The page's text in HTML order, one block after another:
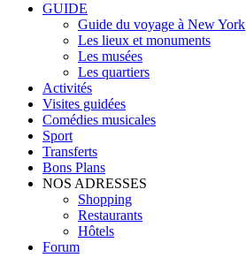
GUIDE
Guide du voyage à New York
Les lieux et monuments
Les musées
Les quartiers
Activités
Visites guidées
Comédies musicales
Sport
Transferts
Bons Plans
NOS ADRESSES
Shopping
Restaurants
Hôtels
Forum